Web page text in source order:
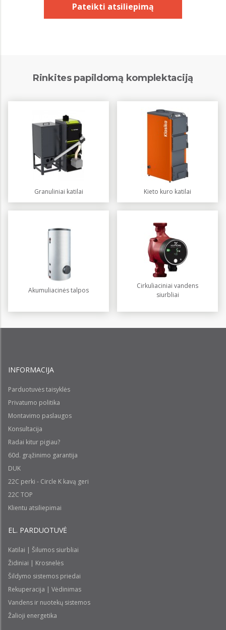
Pateikti atsiliepimą
Rinkites papildomą komplektaciją
Granuliniai katilai Kieto kuro katilai
Akumuliacinės talpos
Cirkuliaciniai vandens
siurbliai
INFORMACIJA
Parduotuvės taisyklės
Privatumo politika
Montavimo paslaugos
Konsultacija
Radai kitur pigiau?
60d. grąžinimo garantija
DUK
22C perki - Circle K kavą geri
22C TOP
Klientu atsiliepimai
EL. PARDUOTUVĖ
Katilai | Šilumos siurbliai
Židiniai | Krosnelės
Šildymo sistemos priedai
Rekuperacija | Vėdinimas
Vandens ir nuotekų sistemos
Žalioji energetika